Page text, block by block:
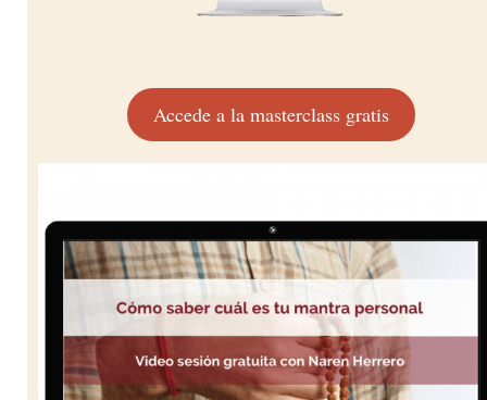
Accede a la masterclass gratis